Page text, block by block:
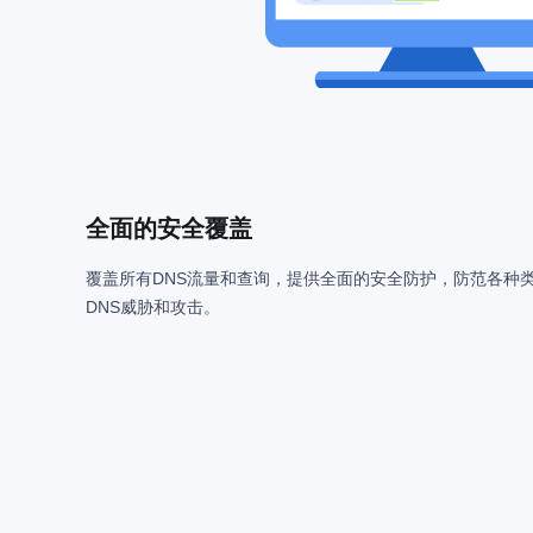
全面的安全覆盖
覆盖所有DNS流量和查询，提供全面的安全防护，防范各种
DNS威胁和攻击。